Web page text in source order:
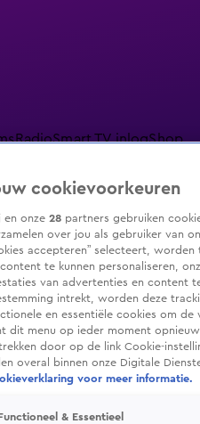
RadioSmart TV inlogShop
De Oranjezomer Livestreams
cookievoorkeuren
en onze 28 partners gebruiken
over jou als gebruiker van
accepteren” selecteert,
te kunnen personaliseren,
van advertenties en content
intrekt, worden deze
en essentiële cookies om
dit menu op ieder moment
door op de link Cookie-
overal binnen onze Digitale
voor meer informatie.
& Essentieel